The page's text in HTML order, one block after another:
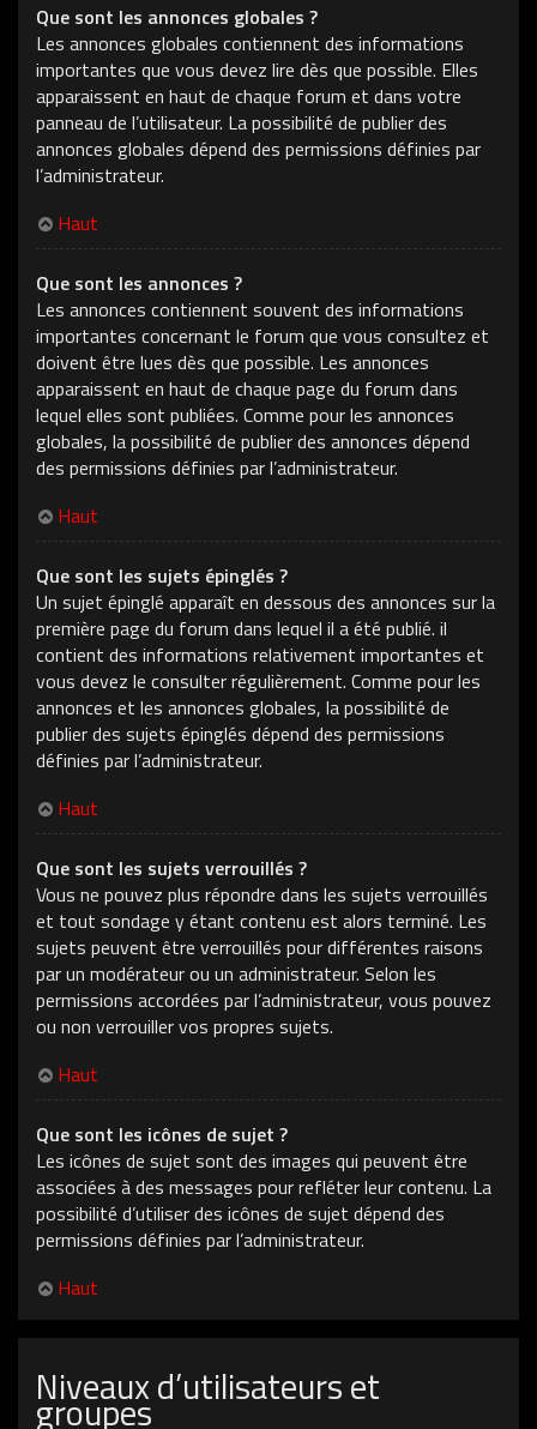
Que sont les annonces globales ?
Les annonces globales contiennent des informations
importantes que vous devez lire dès que possible. Elles
apparaissent en haut de chaque forum et dans votre
panneau de l’utilisateur. La possibilité de publier des
annonces globales dépend des permissions définies par
l’administrateur.
Haut
Que sont les annonces ?
Les annonces contiennent souvent des informations
importantes concernant le forum que vous consultez et
doivent être lues dès que possible. Les annonces
apparaissent en haut de chaque page du forum dans
lequel elles sont publiées. Comme pour les annonces
globales, la possibilité de publier des annonces dépend
des permissions définies par l’administrateur.
Haut
Que sont les sujets épinglés ?
Un sujet épinglé apparaît en dessous des annonces sur la
première page du forum dans lequel il a été publié. il
contient des informations relativement importantes et
vous devez le consulter régulièrement. Comme pour les
annonces et les annonces globales, la possibilité de
publier des sujets épinglés dépend des permissions
définies par l’administrateur.
Haut
Que sont les sujets verrouillés ?
Vous ne pouvez plus répondre dans les sujets verrouillés
et tout sondage y étant contenu est alors terminé. Les
sujets peuvent être verrouillés pour différentes raisons
par un modérateur ou un administrateur. Selon les
permissions accordées par l’administrateur, vous pouvez
ou non verrouiller vos propres sujets.
Haut
Que sont les icônes de sujet ?
Les icônes de sujet sont des images qui peuvent être
associées à des messages pour refléter leur contenu. La
possibilité d’utiliser des icônes de sujet dépend des
permissions définies par l’administrateur.
Haut
Niveaux d’utilisateurs et
groupes